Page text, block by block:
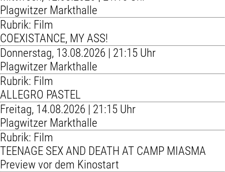
Plagwitzer Markthalle
Rubrik: Film
COEXISTANCE, MY ASS!
Donnerstag, 13.08.2026 | 21:15 Uhr
Plagwitzer Markthalle
Rubrik: Film
ALLEGRO PASTEL
Freitag, 14.08.2026 | 21:15 Uhr
Plagwitzer Markthalle
Rubrik: Film
TEENAGE SEX AND DEATH AT CAMP MIASMA
Preview vor dem Kinostart